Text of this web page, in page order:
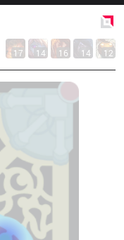
17 14 16 14 12